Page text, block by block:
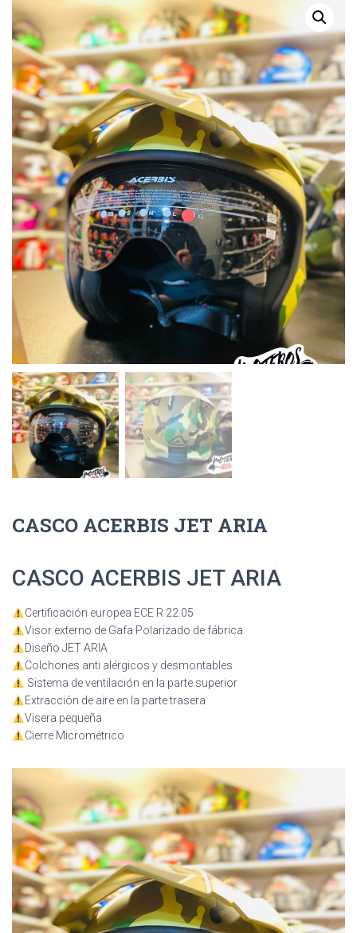
CASCO ACERBIS JET ARIA
CASCO ACERBIS JET ARIA
Certificación europea ECE R 22.05
Visor externo de Gafa Polarizado de fábrica
Diseño JET ARIA
Colchones anti alérgicos y desmontables
Sistema de ventilación en la parte superior
Extracción de aire en la parte trasera
Visera pequeña
Cierre Micrométrico